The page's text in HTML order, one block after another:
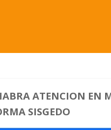
ATENCION EN
SISGEDO